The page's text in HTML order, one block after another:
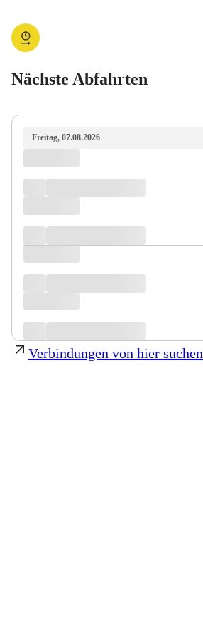
Nächste Abfahrten
Freitag, 07.08.2026
Verbindungen von hier suchen